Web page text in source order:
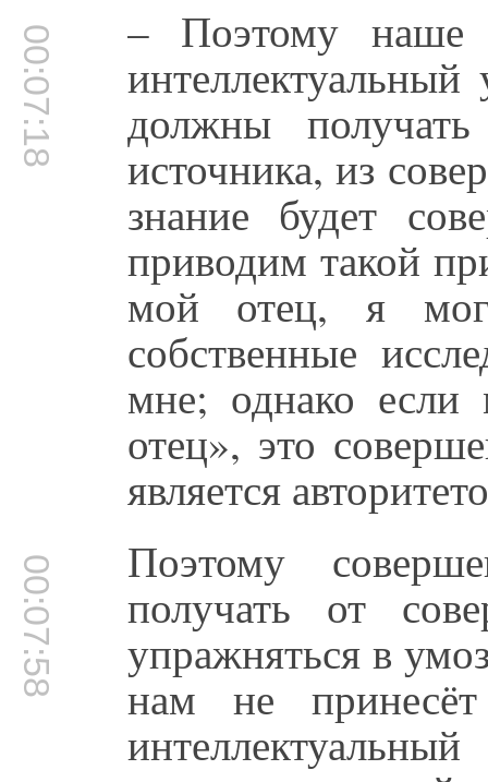
00:07:18 – Поэтому наше
должны
источника, из
знание будет
приводим такой
мой отец, я
собственные
мне; однако если
отец», это
является
00:07:58 Поэтому
получать от
упражняться в
нам не